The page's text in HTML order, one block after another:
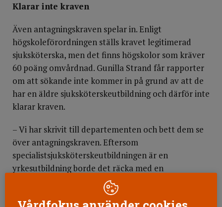
Klarar inte kraven
Även antagningskraven spelar in. Enligt
högskoleförordningen ställs kravet legitimerad
sjuksköterska, men det finns högskolor som kräver
60 poäng omvårdnad. Gunilla Strand får rapporter
om att sökande inte kommer in på grund av att de
har en äldre sjuksköterskeutbildning och därför inte
klarar kraven.
– Vi har skrivit till departementen och bett dem se
över antagningskraven. Eftersom
specialistsjuksköterskeutbildningen är en
yrkesutbildning borde det räcka med en
sjuksköterskelegitimation.
Gunilla Strand tror att fler skulle söka om det blev